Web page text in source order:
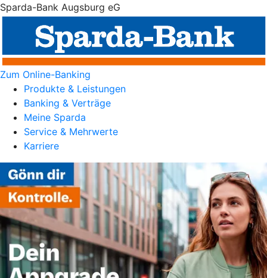
Sparda-Bank Augsburg eG
Zum Online-Banking
Produkte & Leistungen
Banking & Verträge
Meine Sparda
Service & Mehrwerte
Karriere